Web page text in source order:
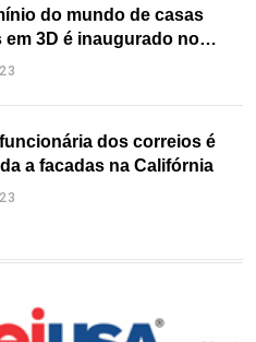
do mundo de casas
em 3D é inaugurado no
dos correios é
a facadas na Califórnia